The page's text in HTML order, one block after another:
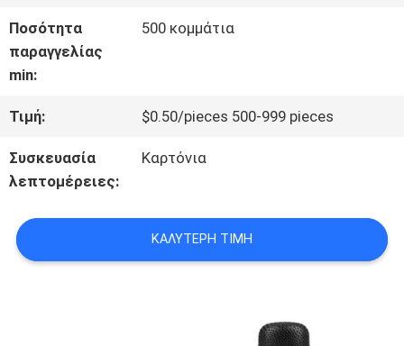
ΕΠΙΣΚΈΨΕΙΣ
ΣΤΟ
ΕΡΓΟΣΤΆΣΙΟ
ΈΛΕΓΧΟΣ
ΠΟΙΌΤΗΤΑΣ
Ποσότητα
παραγγελίας
min:
500 κομμάτια
Τιμή: $0.50/pieces 500-999 pieces
Συσκευασία
λεπτομέρειες:
Καρτόνια
ΚΑΛΎΤΕΡΗ ΤΙΜΉ